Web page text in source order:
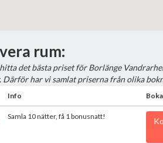
rum:
det bästa priset för Borlänge
Därför har vi samlat priserna från olika
Info Boka
Samla 10 nätter, få 1 bonusnatt!